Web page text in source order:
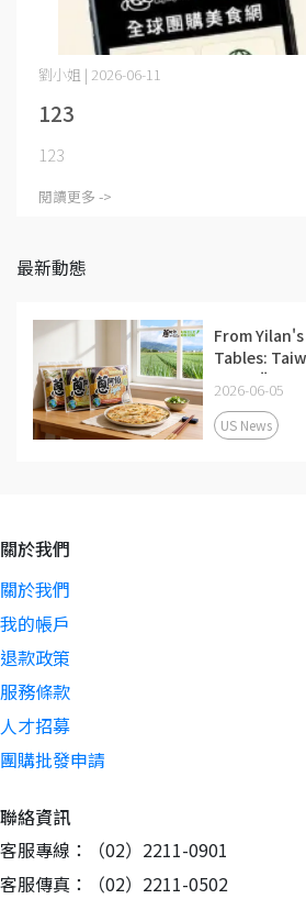
企業沿革
企業優勢
外銷貿易
123
劉小姐 | 2026-06-11
123
閱讀更多 ->
最新動態
From
Tables:
Onion"
Scallion
Ranch
Fryer Trend
2026-06-05
US News
關於我們
關於我們
我的帳戶
退款政策
服務條款
人才招募
團購批發申請
聯絡資訊
客服專線：（02）2211-0901
客服傳真：（02）2211-0502